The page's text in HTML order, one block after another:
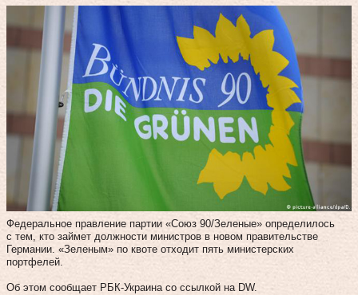
Федеральное правление партии «Союз 90/Зеленые» определилось
с тем, кто займет должности министров в новом правительстве
Германии. «Зеленым» по квоте отходит пять министерских
портфелей.
Об этом сообщает РБК-Украина со ссылкой на DW.